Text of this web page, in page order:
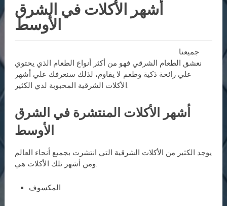
أشهر الأكلات في الشرق
الأوسط
جميعنا
نعشق الطعام الشرقي فهو من أكثر أنواع الطعام الذي يحتوي
علي رائحة ذكية وطعم لا يقاوم، لذلك سنعرفك علي أشهر
الأكلات الشرقية المحبوبة لدي الكثير.
أشهر الأكلات المنتشرة في الشرق
الأوسط
يوجد الكثير من الأكلات الشرقية التي انتشرت بجميع أنحاء العالم
ومن أشهر تلك الأكلات هي.
المكسوف